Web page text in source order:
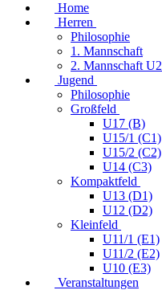
Home
Herren
Philosophie
1. Mannschaft
2. Mannschaft
Jugend
Philosophie
Großfeld
U17 (B)
U15/1 (C1)
U15/2 (C2)
U14 (C3)
Kompaktfeld
U13 (D1)
U12 (D2)
Kleinfeld
U11/1 (E1)
U11/2 (E2)
U10 (E3)
Veranstaltungen